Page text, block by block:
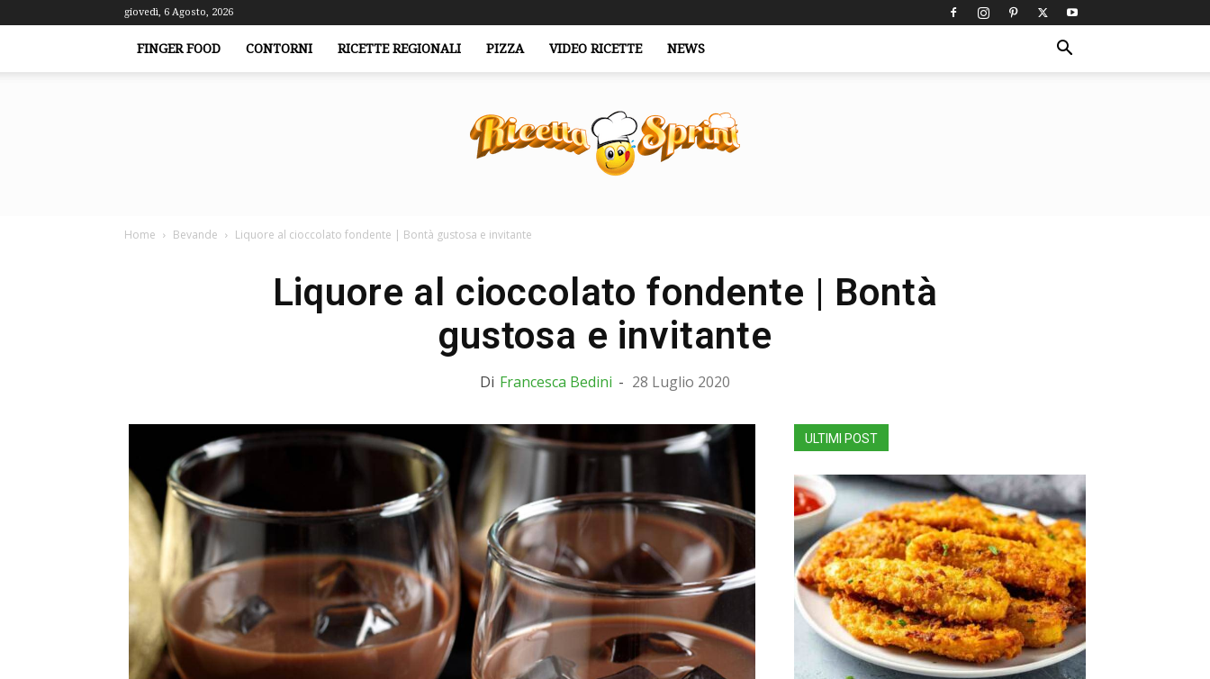
giovedì, 6 Agosto, 2026
FINGER FOOD CONTORNI RICETTE REGIONALI PIZZA VIDEO RICETTE NEWS
Home Bevande Liquore al cioccolato fondente | Bontà gustosa e invitante
Liquore al cioccolato fondente | Bontà
gustosa e invitante
Di Francesca Bedini - 28 Luglio 2020
ULTIMI POST